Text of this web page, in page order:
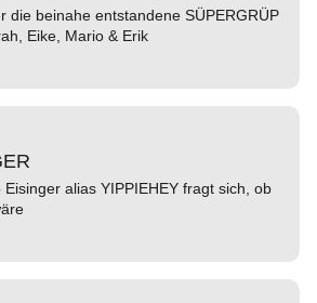
die beinahe entstandene SÜPERGRÜP
Eike, Mario & Erik
alias YIPPIEHEY fragt sich, ob